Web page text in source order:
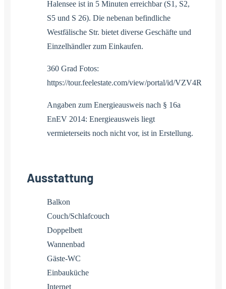
Halensee ist in 5 Minuten erreichbar (S1, S2,
S5 und S 26). Die nebenan befindliche
Westfälische Str. bietet diverse Geschäfte und
Einzelhändler zum Einkaufen.
360 Grad Fotos:
https://tour.feelestate.com/view/portal/id/VZV4R
Angaben zum Energieausweis nach § 16a
EnEV 2014: Energieausweis liegt
vermieterseits noch nicht vor, ist in Erstellung.
Ausstattung
Balkon
Couch/Schlafcouch
Doppelbett
Wannenbad
Gäste-WC
Einbauküche
Internet